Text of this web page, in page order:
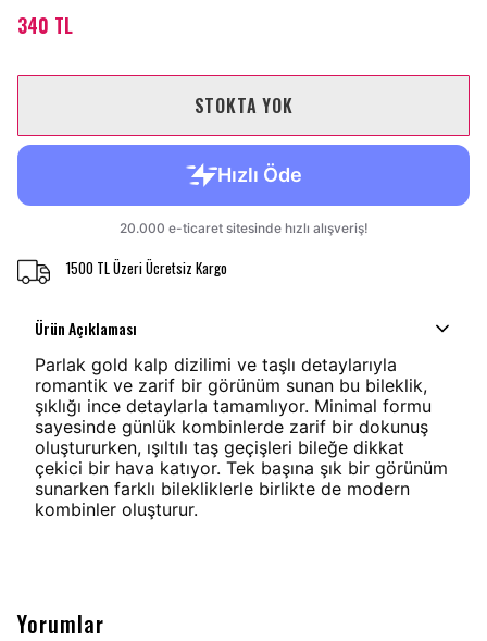
340 TL
STOKTA YOK
1500 TL Üzeri Ücretsiz Kargo
Ürün Açıklaması
Parlak gold kalp dizilimi ve taşlı detaylarıyla
romantik ve zarif bir görünüm sunan bu bileklik,
şıklığı ince detaylarla tamamlıyor. Minimal formu
sayesinde günlük kombinlerde zarif bir dokunuş
oluştururken, ışıltılı taş geçişleri bileğe dikkat
çekici bir hava katıyor. Tek başına şık bir görünüm
sunarken farklı bilekliklerle birlikte de modern
kombinler oluşturur.
Yorumlar